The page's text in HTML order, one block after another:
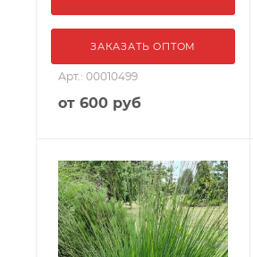
ЗАКАЗАТЬ ОПТОМ
Арт.: 00010499
от 600 руб